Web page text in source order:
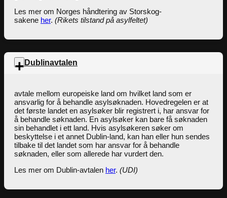
Les mer om Norges håndtering av Storskog-
sakene her. (Rikets tilstand på asylfeltet)
Dublinavtalen
avtale mellom europeiske land om hvilket land som er
ansvarlig for å behandle asylsøknaden. Hovedregelen er at
det første landet en asylsøker blir registrert i, har ansvar for
å behandle søknaden. En asylsøker kan bare få søknaden
sin behandlet i ett land. Hvis asylsøkeren søker om
beskyttelse i et annet Dublin-land, kan han eller hun sendes
tilbake til det landet som har ansvar for å behandle
søknaden, eller som allerede har vurdert den.
Les mer om Dublin-avtalen her. (UDI)